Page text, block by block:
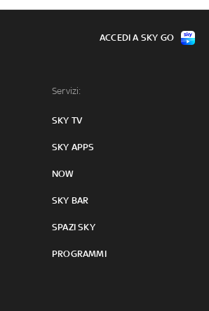
Servizi:
SKY TV
SKY APPS
NOW
SKY BAR
SPAZI SKY
PROGRAMMI
ACCEDI A SKY GO